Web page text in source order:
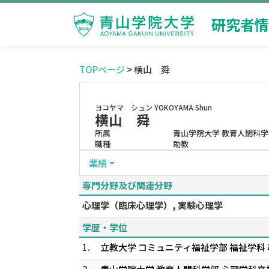
研究者
TOPページ > 横山 舜
ヨコヤマ シュン YOKOYAMA Shun
横山 舜
所属
青山学院大学 教育人間科
職種
助教
業績
専門分野及び関連分野
心理学（臨床心理学）, 実験心理学
学歴・学位
1.
立教大学 コミュニティ福祉学部 福祉学科